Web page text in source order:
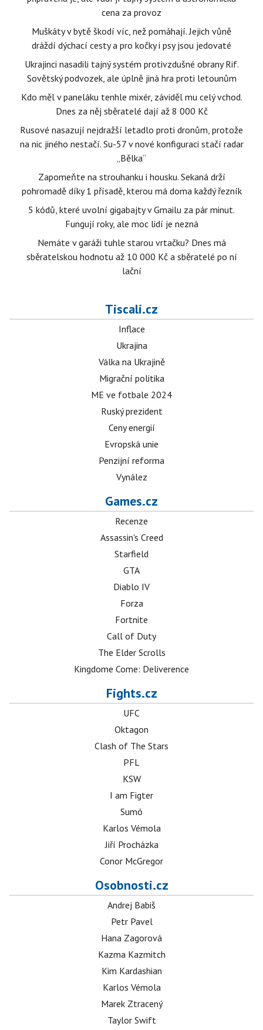
cena za provoz
Muškáty v bytě škodí víc, než pomáhají. Jejich vůně
dráždí dýchací cesty a pro kočky i psy jsou jedovaté
Ukrajinci nasadili tajný systém protivzdušné obrany Rif.
Sovětský podvozek, ale úplně jiná hra proti letounům
Kdo měl v paneláku tenhle mixér, záviděl mu celý vchod.
Dnes za něj sběratelé dají až 8 000 Kč
Rusové nasazují nejdražší letadlo proti dronům, protože
na nic jiného nestačí. Su-57 v nové konfiguraci stačí radar
„Bělka“
Zapomeňte na strouhanku i housku. Sekaná drží
pohromadě díky 1 přísadě, kterou má doma každý řezník
5 kódů, které uvolní gigabajty v Gmailu za pár minut.
Fungují roky, ale moc lidí je nezná
Nemáte v garáži tuhle starou vrtačku? Dnes má
sběratelskou hodnotu až 10 000 Kč a sběratelé po ní
lační
Tiscali.cz
Inflace
Ukrajina
Válka na Ukrajině
Migrační politika
ME ve fotbale 2024
Ruský prezident
Ceny energií
Evropská unie
Penzijní reforma
Vynález
Games.cz
Recenze
Assassin's Creed
Starfield
GTA
Diablo IV
Forza
Fortnite
Call of Duty
The Elder Scrolls
Kingdome Come: Deliverence
Fights.cz
UFC
Oktagon
Clash of The Stars
PFL
KSW
I am Figter
Sumó
Karlos Vémola
Jiří Procházka
Conor McGregor
Osobnosti.cz
Andrej Babiš
Petr Pavel
Hana Zagorová
Kazma Kazmitch
Kim Kardashian
Karlos Vémola
Marek Ztracený
Taylor Swift